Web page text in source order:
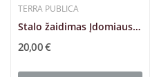
TERRA PUBLICA
Stalo žaidimas Įdomiausios kelionės po...
20,00 €